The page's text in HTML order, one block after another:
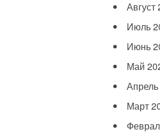
Август
Июль
Июнь
Май
Март